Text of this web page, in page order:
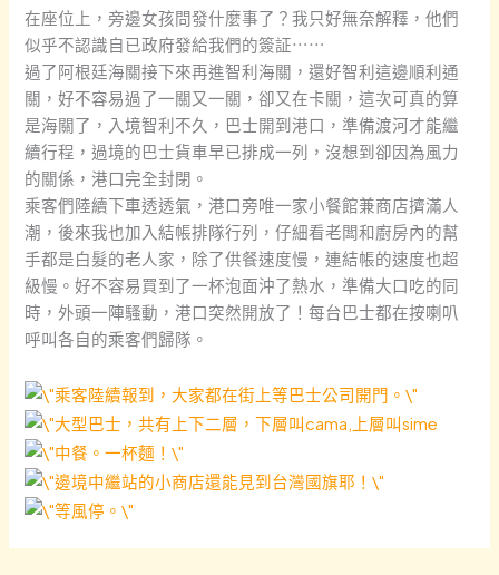
在座位上，旁邊女孩問發什麼事了？我只好無奈解釋，他們
似乎不認識自已政府發給我們的簽証⋯⋯
過了阿根廷海關接下來再進智利海關，還好智利這邊順利通
關，好不容易過了一關又一關，卻又在卡關，這次可真的算
是海關了，入境智利不久，巴士開到港口，準備渡河才能繼
續行程，過境的巴士貨車早已排成一列，沒想到卻因為風力
的關係，港口完全封閉。
乘客們陸續下車透透氣，港口旁唯一家小餐館兼商店擠滿人
潮，後來我也加入結帳排隊行列，仔細看老闆和廚房內的幫
手都是白髮的老人家，除了供餐速度慢，連結帳的速度也超
級慢。好不容易買到了一杯泡面沖了熱水，準備大口吃的同
時，外頭一陣騷動，港口突然開放了！每台巴士都在按喇叭
呼叫各自的乘客們歸隊。